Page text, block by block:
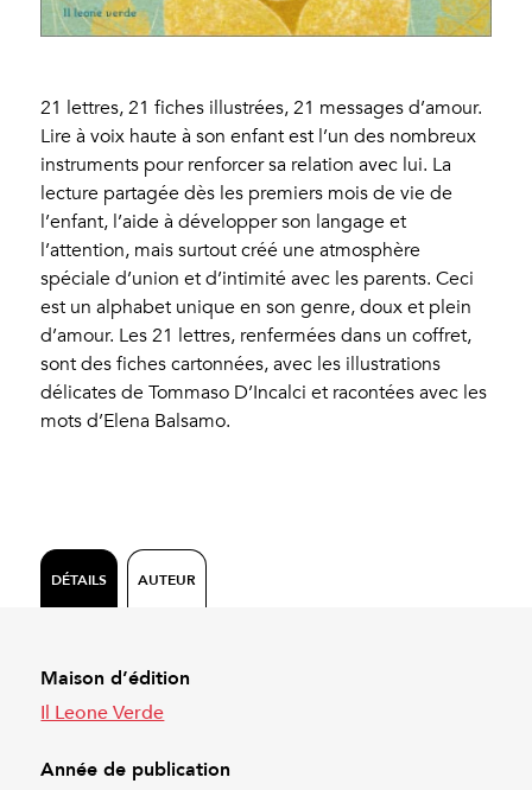
21 lettres, 21 fiches illustrées, 21 messages d’amour.
Lire à voix haute à son enfant est l’un des nombreux
instruments pour renforcer sa relation avec lui. La
lecture partagée dès les premiers mois de vie de
l’enfant, l’aide à développer son langage et
l’attention, mais surtout créé une atmosphère
spéciale d’union et d’intimité avec les parents. Ceci
est un alphabet unique en son genre, doux et plein
d’amour. Les 21 lettres, renfermées dans un coffret,
sont des fiches cartonnées, avec les illustrations
délicates de Tommaso D’Incalci et racontées avec les
mots d’Elena Balsamo.
DÉTAILS AUTEUR
Maison d’édition
Il Leone Verde
Année de publication